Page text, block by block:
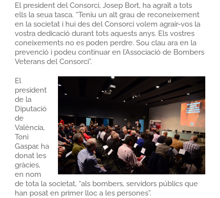
El president del Consorci, Josep Bort, ha agraït a tots
ells la seua tasca. “Teniu un alt grau de reconeixement
en la societat i hui des del Consorci volem agrair-vos la
vostra dedicació durant tots aquests anys. Els vostres
coneixements no es poden perdre. Sou clau ara en la
prevenció i podeu continuar en l’Associació de Bombers
Veterans del Consorci”.
El
president
de la
Diputació
de
València,
Toni
Gaspar, ha
donat les
gràcies,
en nom
de tota la societat, “als bombers, servidors públics que
han posat en primer lloc a les persones”.